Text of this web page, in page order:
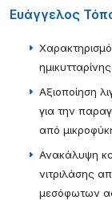
Ευάγγελος
Αξιοποίηση
για την
από
Ανακάλυψη
νιτριλάσης
μεσόφωτων